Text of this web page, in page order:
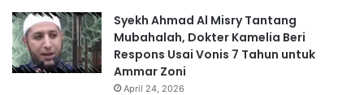
Syekh Ahmad Al Misry Tantang
Mubahalah, Dokter Kamelia Beri
Respons Usai Vonis 7 Tahun untuk
Ammar Zoni
April 24, 2026